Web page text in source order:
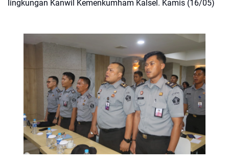
lingkungan Kanwil Kemenkumham Kalsel. Kamis (16/05)